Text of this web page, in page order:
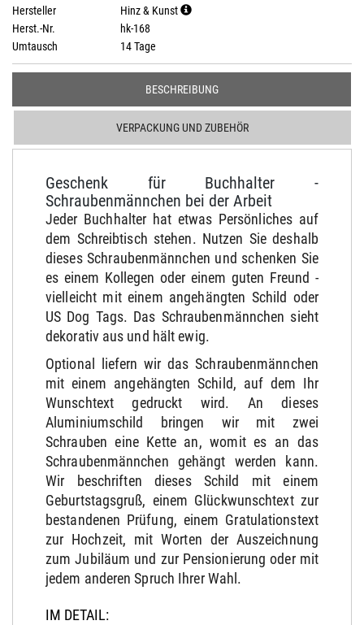
Hersteller
Hinz & Kunst
Herst.-Nr.
hk-168
Umtausch
14 Tage
BESCHREIBUNG
VERPACKUNG UND ZUBEHÖR
Geschenk für Buchhalter -
Schraubenmännchen bei der Arbeit
Jeder Buchhalter hat etwas Persönliches auf
dem Schreibtisch stehen. Nutzen Sie deshalb
dieses Schraubenmännchen und schenken Sie
es einem Kollegen oder einem guten Freund -
vielleicht mit einem angehängten Schild oder
US Dog Tags. Das Schraubenmännchen sieht
dekorativ aus und hält ewig.
Optional liefern wir das Schraubenmännchen
mit einem angehängten Schild, auf dem Ihr
Wunschtext gedruckt wird. An dieses
Aluminiumschild bringen wir mit zwei
Schrauben eine Kette an, womit es an das
Schraubenmännchen gehängt werden kann.
Wir beschriften dieses Schild mit einem
Geburtstagsgruß, einem Glückwunschtext zur
bestandenen Prüfung, einem Gratulationstext
zur Hochzeit, mit Worten der Auszeichnung
zum Jubiläum und zur Pensionierung oder mit
jedem anderen Spruch Ihrer Wahl.
IM DETAIL: